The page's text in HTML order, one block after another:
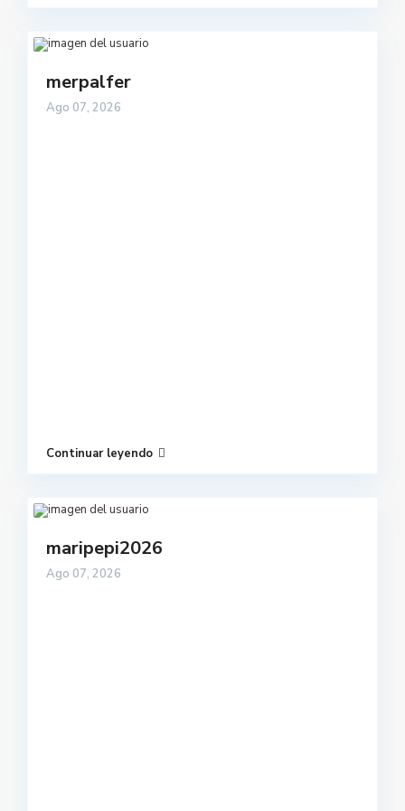
merpalfer
Ago 07, 2026
Continuar leyendo
maripepi2026
Ago 07, 2026